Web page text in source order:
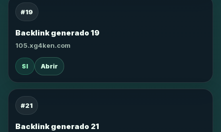
#19
Backlink generado 19
105.xg4ken.com
SI Abrir
#21
Backlink generado 21